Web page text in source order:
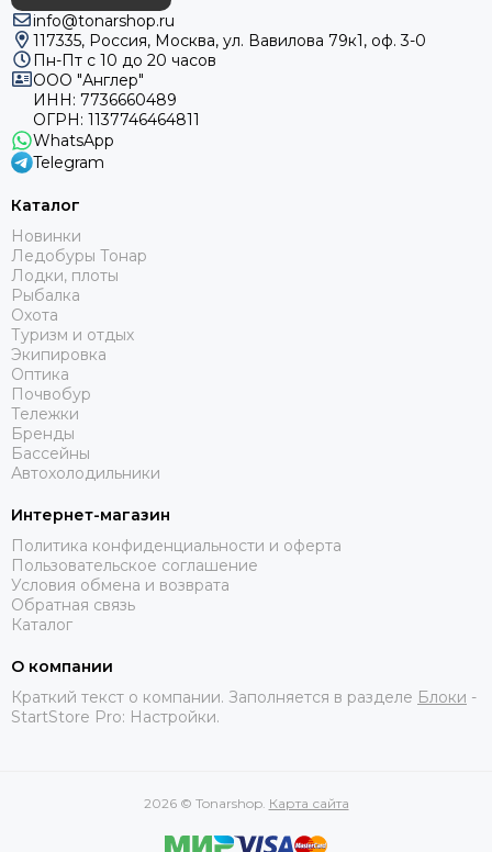
info@tonarshop.ru
117335, Россия, Москва, ул. Вавилова 79к1, оф. 3-0
Пн-Пт с 10 до 20 часов
ООО "Англер"
ИНН: 7736660489
ОГРН: 1137746464811
WhatsApp
Telegram
Каталог
Новинки
Ледобуры Тонар
Лодки, плоты
Рыбалка
Охота
Туризм и отдых
Экипировка
Оптика
Почвобур
Тележки
Бренды
Бассейны
Автохолодильники
Интернет-магазин
Политика конфиденциальности и оферта
Пользовательское соглашение
Условия обмена и возврата
Обратная связь
Каталог
О компании
Краткий текст о компании. Заполняется в разделе Блоки -
StartStore Pro: Настройки.
2026 © Tonarshop. Карта сайта